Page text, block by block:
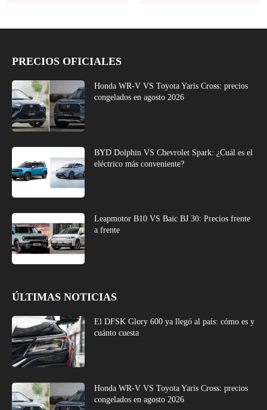
PRECIOS OFICIALES
Honda WR-V VS Toyota Yaris Cross: precios
congelados en agosto 2026
BYD Dolphin VS Chevrolet Spark: ¿Cuál es el
eléctrico más conveniente?
Leapmotor B10 VS Baic BJ 30: Precios frente
a frente
ÚLTIMAS NOTICIAS
El DFSK Glory 600 ya llegó al país: cómo es y
cuánto cuesta
Honda WR-V VS Toyota Yaris Cross: precios
congelados en agosto 2026